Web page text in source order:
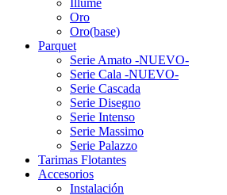
Illume
Oro
Oro(base)
Parquet
Serie Amato -NUEVO-
Serie Cala -NUEVO-
Serie Cascada
Serie Disegno
Serie Intenso
Serie Massimo
Serie Palazzo
Tarimas Flotantes
Accesorios
Instalación